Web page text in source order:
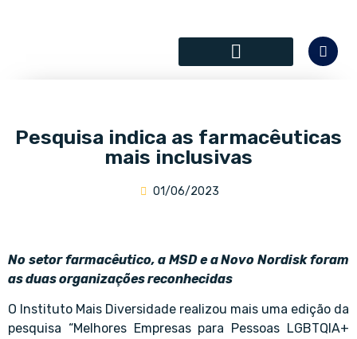
Pesquisa indica as farmacêuticas
mais inclusivas
01/06/2023
No setor farmacêutico, a MSD e a Novo Nordisk foram
as duas organizações reconhecidas
O Instituto Mais Diversidade realizou mais uma edição da
pesquisa “Melhores Empresas para Pessoas LGBTQIA+